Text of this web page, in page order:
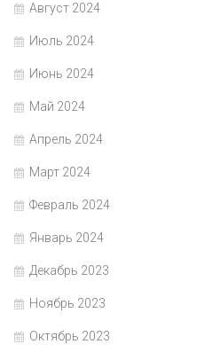
Август 2024
Июль 2024
Июнь 2024
Май 2024
Апрель 2024
Март 2024
Февраль 2024
Январь 2024
Декабрь 2023
Ноябрь 2023
Октябрь 2023